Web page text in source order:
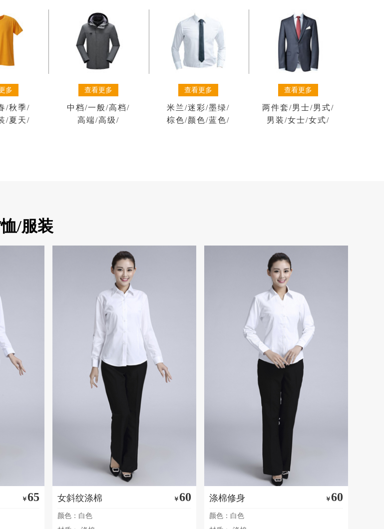
多
/秋季/
/夏天/
查看更多
中档/一般/高档/
高端/高级/
查看更多
米兰/迷彩/墨绿/
棕色/颜色/蓝色/
查看更多
两件套/男士/男式/
男装/女士/女式/
/服装
￥65 女斜纹涤棉 ￥60
颜色：白色
涤棉修身 ￥60
颜色：白色